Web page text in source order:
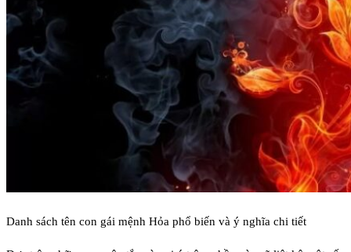
Danh sách tên con gái mệnh Hỏa phổ biến và ý nghĩa chi tiết